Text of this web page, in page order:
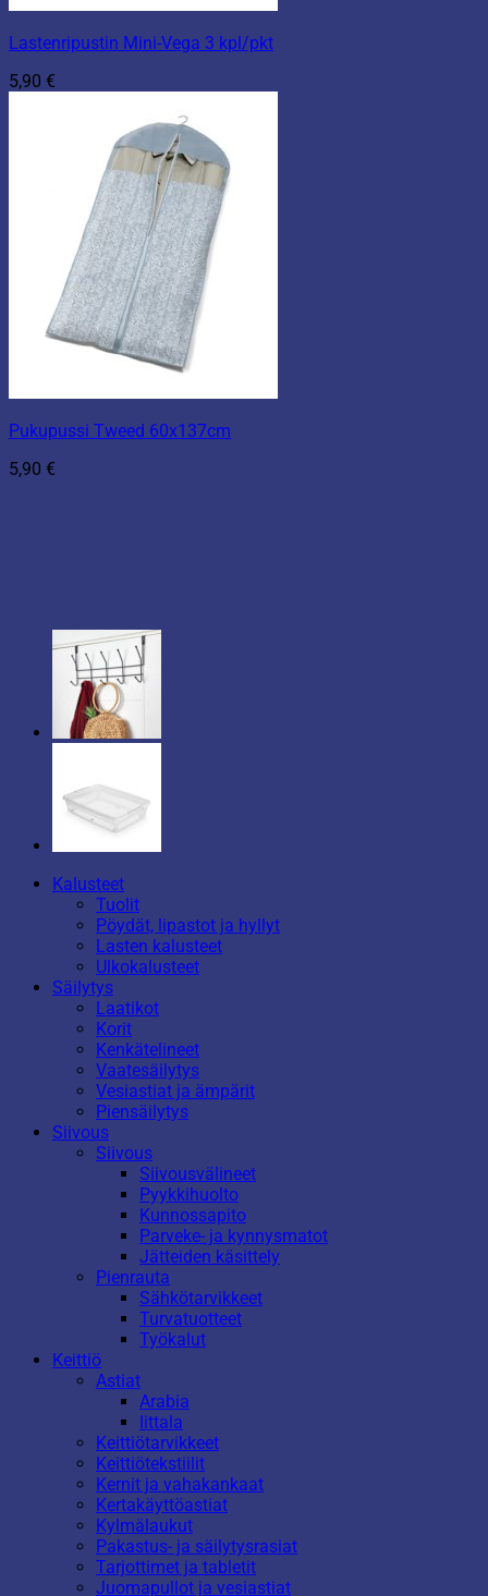
Lastenripustin Mini-Vega 3 kpl/pkt
5,90 €
Pukupussi Tweed 60x137cm
5,90 €
Kalusteet
Tuolit
Pöydät, lipastot ja hyllyt
Lasten kalusteet
Ulkokalusteet
Säilytys
Laatikot
Korit
Kenkätelineet
Vaatesäilytys
Vesiastiat ja ämpärit
Piensäilytys
Siivous
Siivous
Siivousvälineet
Pyykkihuolto
Kunnossapito
Parveke- ja kynnysmatot
Jätteiden käsittely
Pienrauta
Sähkötarvikkeet
Turvatuotteet
Työkalut
Keittiö
Astiat
Arabia
Iittala
Keittiötarvikkeet
Keittiötekstiilit
Kernit ja vahakankaat
Kertakäyttöastiat
Kylmälaukut
Pakastus- ja säilytysrasiat
Tarjottimet ja tabletit
Juomapullot ja vesiastiat